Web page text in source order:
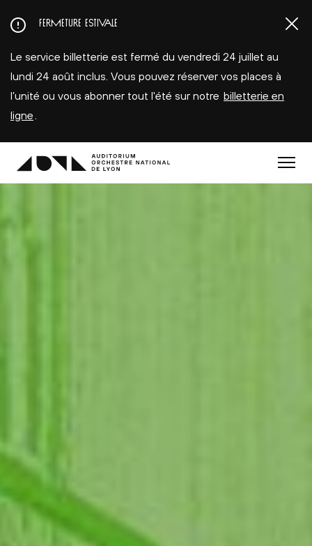
au
principal
FERMETURE ESTIVALE
Le service billetterie est fermé du vendredi 24 juillet au
lundi 24 août inclus. Vous pouvez réserver vos places à
l’unité ou vous abonner tout l'été sur notre billetterie en
ligne
Menu